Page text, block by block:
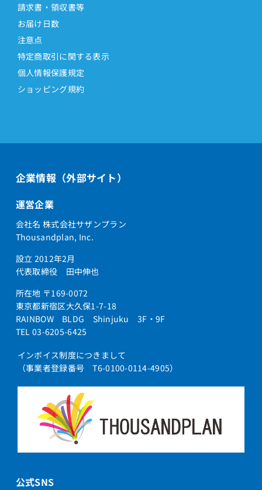
請求書・領収書等
お届け日数
注意点
特定商取引に関する表示
個人情報保護規定
ショッピング規約
企業情報（外部サイト）
運営企業
会社名 株式会社サザンプラン
Thousandplan, Inc.
設立 2012年2月
代表取締役 田中伸也
所在地 〒169-0072
東京都新宿区大久保1-7-18
RAINBOW BLDG Shinjuku 3F・9F
TEL 03-6205-6425
インボイス制度につきまして
（事業者登録番号 T6-0100-0114-4905）
公式SNS